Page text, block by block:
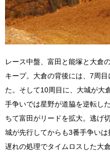
レース中盤、富田と能塚と大倉
キープ。大倉の背後には、7周
た。そして10周目に、大城が大
手争いでは星野が道脇を逆転し
ちて富田がリードを拡大。逃げ
城が先行してからも3番手争い
遅れの処理でタイムロスした大